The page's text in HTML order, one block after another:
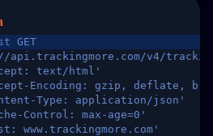
GET
v4/trackings/
text/html'
Encoding: gzip, deflate,
Type: application/json'
Control: max-age=0'
www.trackingmore.com'